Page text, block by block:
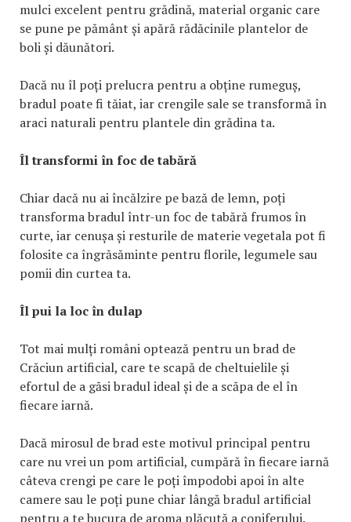
mulci excelent pentru grădină, material organic care
se pune pe pământ și apără rădăcinile plantelor de
boli și dăunători.
Dacă nu îl poți prelucra pentru a obține rumeguș,
bradul poate fi tăiat, iar crengile sale se transformă în
araci naturali pentru plantele din grădina ta.
Îl transformi în foc de tabără
Chiar dacă nu ai încălzire pe bază de lemn, poți
transforma bradul într-un foc de tabără frumos în
curte, iar cenușa și resturile de materie vegetala pot fi
folosite ca îngrăsăminte pentru florile, legumele sau
pomii din curtea ta.
Îl pui la loc în dulap
Tot mai mulți români optează pentru un brad de
Crăciun artificial, care te scapă de cheltuielile și
efortul de a găsi bradul ideal și de a scăpa de el în
fiecare iarnă.
Dacă mirosul de brad este motivul principal pentru
care nu vrei un pom artificial, cumpără în fiecare iarnă
câteva crengi pe care le poți împodobi apoi în alte
camere sau le poți pune chiar lângă bradul artificial
pentru a te bucura de aroma plăcută a coniferului.